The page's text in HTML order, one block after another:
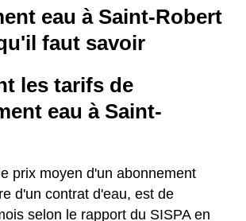
eau à Saint-Robert
faut savoir
les tarifs de
eau à Saint-
prix moyen d'un abonnement
d'un contrat d'eau, est de
selon le rapport du SISPA en